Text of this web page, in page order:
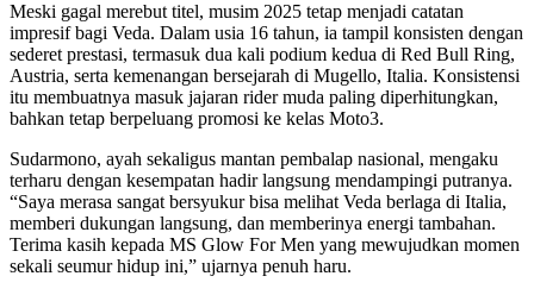
Meski gagal merebut titel, musim 2025 tetap menjadi catatan
impresif bagi Veda. Dalam usia 16 tahun, ia tampil konsisten dengan
sederet prestasi, termasuk dua kali podium kedua di Red Bull Ring,
Austria, serta kemenangan bersejarah di Mugello, Italia. Konsistensi
itu membuatnya masuk jajaran rider muda paling diperhitungkan,
bahkan tetap berpeluang promosi ke kelas Moto3.
Sudarmono, ayah sekaligus mantan pembalap nasional, mengaku
terharu dengan kesempatan hadir langsung mendampingi putranya.
“Saya merasa sangat bersyukur bisa melihat Veda berlaga di Italia,
memberi dukungan langsung, dan memberinya energi tambahan.
Terima kasih kepada MS Glow For Men yang mewujudkan momen
sekali seumur hidup ini,” ujarnya penuh haru.